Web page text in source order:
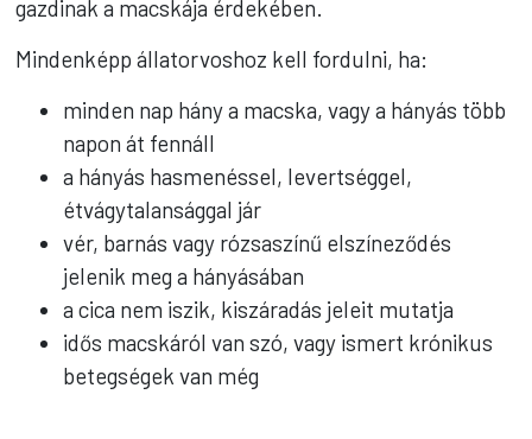
gazdinak a macskája érdekében.
Mindenképp állatorvoshoz kell fordulni, ha:
minden nap hány a macska, vagy a hányás több
napon át fennáll
a hányás hasmenéssel, levertséggel,
étvágytalansággal jár
vér, barnás vagy rózsaszínű elszíneződés
jelenik meg a hányásában
a cica nem iszik, kiszáradás jeleit mutatja
idős macskáról van szó, vagy ismert krónikus
betegségek van még